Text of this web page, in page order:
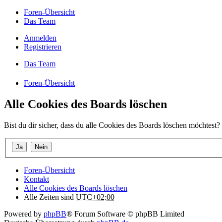
Foren-Übersicht
Das Team
Anmelden
Registrieren
Das Team
Foren-Übersicht
Alle Cookies des Boards löschen
Bist du dir sicher, dass du alle Cookies des Boards löschen möchtest?
Foren-Übersicht
Kontakt
Alle Cookies des Boards löschen
Alle Zeiten sind UTC+02:00
Powered by phpBB® Forum Software © phpBB Limited